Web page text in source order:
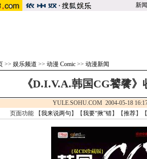
新闻
>> 娱乐频道 >> 动漫 Comic >> 动漫新闻
《D.I.V.A.韩国CG饕餮
YULE.SOHU.COM 2004-05-18
页面功能 【我来说两句 】【我要“揪”错】【推荐】